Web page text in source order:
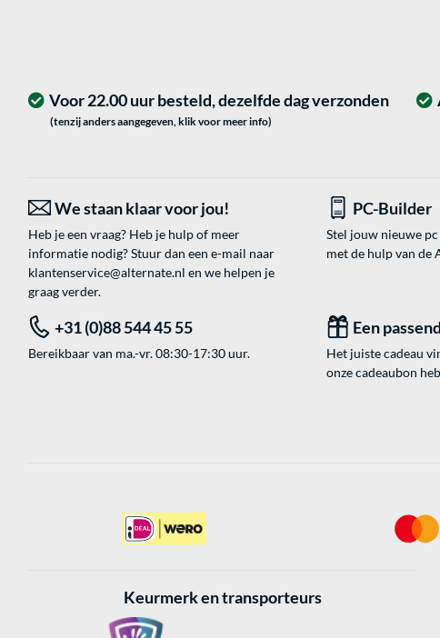
Voor 22.00 uur besteld, dezelfde dag verzonden
(tenzij anders aangegeven, klik voor meer info)
We staan klaar voor jou!
Heb je een vraag? Heb je hulp of meer
informatie nodig? Stuur dan een e-mail naar
klantenservice@alternate.nl en we helpen je
graag verder.
PC-Builder
Stel jouw nieuwe
met de hulp van de
+31 (0)88 544 45 55
Bereikbaar van ma.-vr. 08:30-17:30 uur.
Een
Het juiste cadeau
onze cadeaubon
Keurmerk en transporteurs